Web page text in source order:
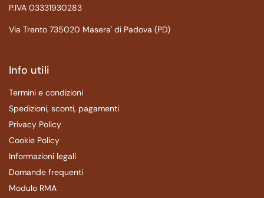
P.IVA 03331930283
Via Trento 735020 Masera' di Padova (PD)
Info utili
Termini e condizioni
Spedizioni, sconti, pagamenti
Privacy Policy
Cookie Policy
Informazioni legali
Domande frequenti
Modulo RMA